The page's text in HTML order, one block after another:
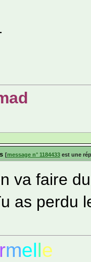
[message n° 1184433 est une
va faire
as perdu
rmelle